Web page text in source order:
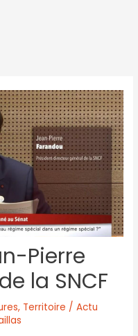
Pierre
la SNCF
, Territoire / Actu